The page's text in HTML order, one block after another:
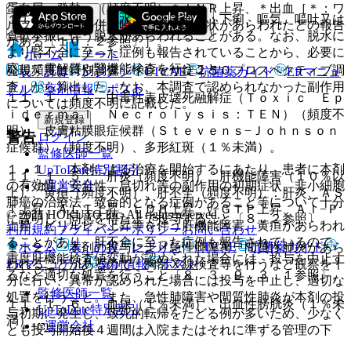
蛋白尿、発熱、（頻度不明）＊ＩＮＲ上昇、＊出血［＊：ワ
ルファリンとの併用時にこれらの症状があらわれたとの報告
がある〔１０．２参照〕］。
発現頻度は特別調査「イレッサ錠２５０プロスペクティブ調
査」から算出した。なお、本調査で認められなかった副作用
については頻度不明に記載した。
警告
１．１． 本剤による治療を開始するにあたり、患者に本剤
の有効性・安全性、息切れ等の副作用の初期症状、非小細胞
肺癌の治療法、致命的となる症例があること等について十分
に説明し、同意を得た上で投与すること〔８．２参照〕。
１．２． 本剤の投与により急性肺障害、間質性肺炎があら
われることがあるので、胸部Ｘ線検査等を行うなど観察を十
分に行い、異常が認められた場合には投与を中止し、適切な
処置を行うこと。また、急性肺障害や間質性肺炎が本剤の投
与初期に発生し、致死的転帰をたどる例が多いため、少なく
とも投与開始後４週間は入院またはそれに準ずる管理の下
１１．１．３． 脱水（１％未満）：下痢、嘔気、嘔吐又は
食欲不振に伴う脱水があらわれることがある。なお、脱水に
より腎不全に至った症例も報告されていることから、必要に
応じて電解質や腎機能検査を行うこと。
１１．１．４． 中毒性表皮壊死融解症（Ｔｏｘｉｃ Ｅｐ
ｉｄｅｒｍａｌ Ｎｅｃｒｏｌｙｓｉｓ：ＴＥＮ）（頻度不
明）、皮膚粘膜眼症候群（Ｓｔｅｖｅｎｓ−Ｊｏｈｎｓｏｎ
症候群）（頻度不明）、多形紅斑（１％未満）。
１１．１．５． 肝炎（頻度不明）、肝機能障害（１０％以
上）、黄疸（頻度不明）、肝不全（頻度不明）：肝炎、ＡＳ
Ｔ上昇、ＡＬＴ上昇、ＬＤＨ上昇、γ−ＧＴＰ上昇、Ａｌ−Ｐ
上昇、ビリルビン上昇等を伴う肝機能障害、黄疸があらわれ
ることがあり、肝不全に至った症例も報告されているので、
重度肝機能検査値変動が認められた場合には、投与を中止す
るなど適切な処置を行うこと〔８．３、９．３．１参照〕。
１１．１．６． 血尿（１％未満）、出血性膀胱炎（１％未
満）。
ホーム
ノート
表・計算
レジメン CTCAE 抗菌薬ガイド
ERマニュ
アル
薬剤情報 ポスト
新規登録
ログイン
監修医師一覧
UpToDate特別割引
運営会社
© 2021 HOKUTO Inc. All rights reserved.
利用規約プライバシーポリシーお問い合わせ
ホーム
表・計算 レジメン CTCAE
抗菌薬ガイド
ERマニュアル
薬剤情報 ポスト
監修医師一覧
UpToDate特別割引
運営会社